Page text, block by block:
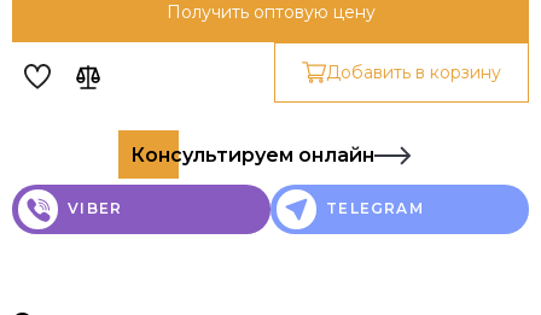
Получить оптовую цену
Добавить в корзину
Консультируем онлайн
VIBER TELEGRAM